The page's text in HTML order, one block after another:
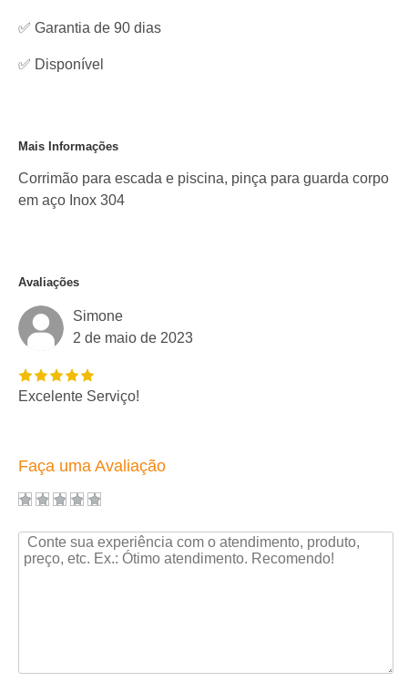
✅ Garantia de 90 dias
✅ Disponível
Mais Informações
Corrimão para escada e piscina, pinça para guarda corpo
em aço Inox 304
Avaliações
Simone
2 de maio de 2023
Excelente Serviço!
Faça uma Avaliação